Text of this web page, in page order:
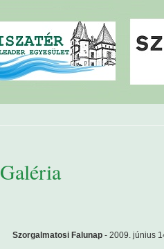
Galéria
Szorgalmatosi Falunap - 2009. június